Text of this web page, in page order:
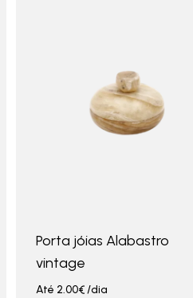
Porta jóias Alabastro
vintage
Até 2.00€/dia